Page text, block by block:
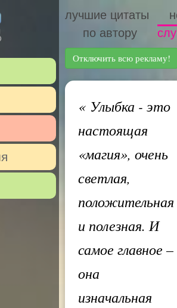
лучшие цитаты
по автору
Отключить всю рекламу!
«Улыбка - это
настоящая
«магия», очень
светлая,
положительная
и полезная. И
самое главное –
она
изначальная